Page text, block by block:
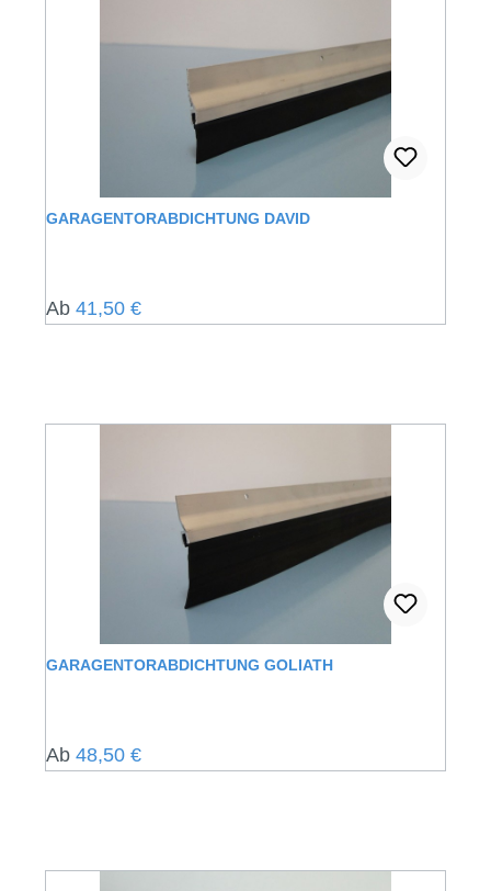
GARAGENTORABDICHTUNG DAVID
Regulärer Preis:
Ab 41,50 €
GARAGENTORABDICHTUNG GOLIATH
Regulärer Preis:
Ab 48,50 €